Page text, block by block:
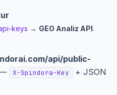
keys → GEO Analiz API.
api/public-
X-Spindora-Key
+ JSON